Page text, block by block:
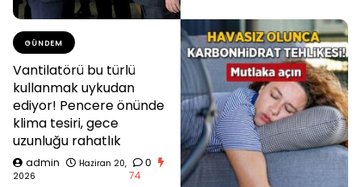
GÜNDEM
Vantilatörü bu türlü
kullanmak uykudan
ediyor! Pencere önünde
klima tesiri, gece
uzunluğu rahatlık
admin
Haziran 20,
2026
0
74